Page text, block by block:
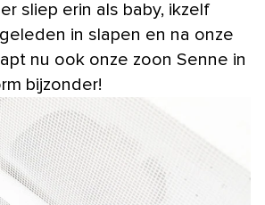
sliep erin als baby, ikzelf
in slapen en na onze
nu ook onze zoon Senne in
bijzonder!